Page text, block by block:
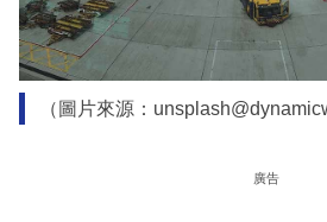
（圖片來源：
廣告